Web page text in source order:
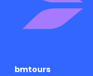
bmtours